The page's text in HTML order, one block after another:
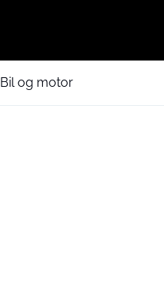
Bil og motor